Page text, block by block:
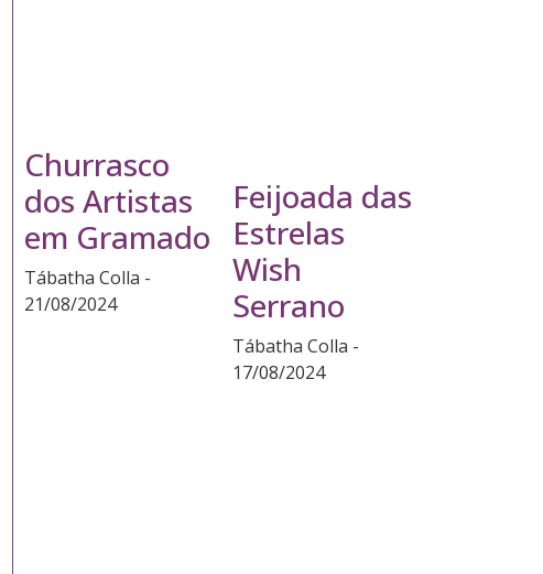
Churrasco
dos Artistas
em Gramado
Tábatha Colla
21/08/2024
Feijoada das
Estrelas
Wish
Serrano
Tábatha Colla
17/08/2024